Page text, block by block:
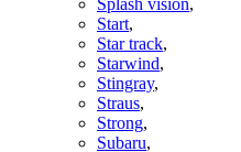
Start,
Star track,
Starwind,
Stingray,
Straus,
Strong,
Subaru,